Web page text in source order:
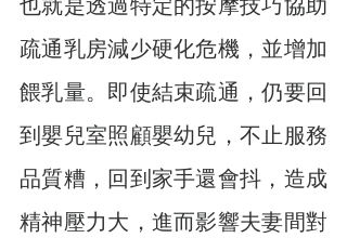
也就是透過特定的按摩技巧協助
疏通乳房減少硬化危機，並增加
餵乳量。即使結束疏通，仍要回
到嬰兒室照顧嬰幼兒，不止服務
品質糟，回到家手還會抖，造成
精神壓力大，進而影響夫妻間對